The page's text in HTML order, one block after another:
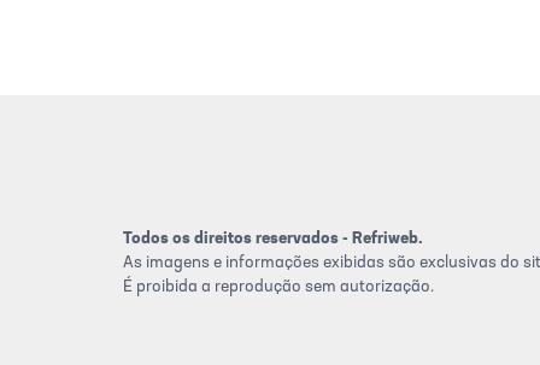
Todos os direitos reservados - Refriweb.
As imagens e informações exibidas são exclusivas do
É proibida a reprodução sem autorização.